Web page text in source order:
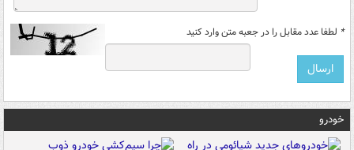
* لطفا عدد مقابل را در جعبه متن وارد کنید
خودرو